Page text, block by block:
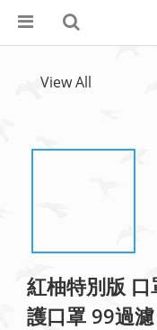
View All
紅柚特別版 口
護口罩 99過